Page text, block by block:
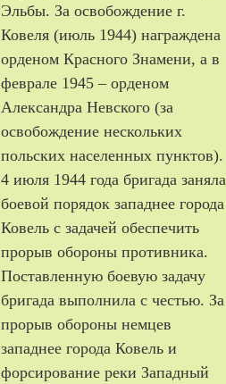
Эльбы. За освобождение г.
Ковеля (июль 1944) награждена
орденом Красного Знамени, а в
феврале 1945 – орденом
Александра Невского (за
освобождение нескольких
польских населенных пунктов).
4 июля 1944 года бригада заняла
боевой порядок западнее города
Ковель с задачей обеспечить
прорыв обороны противника.
Поставленную боевую задачу
бригада выполнила с честью. За
прорыв обороны немцев
западнее города Ковель и
форсирование реки Западный